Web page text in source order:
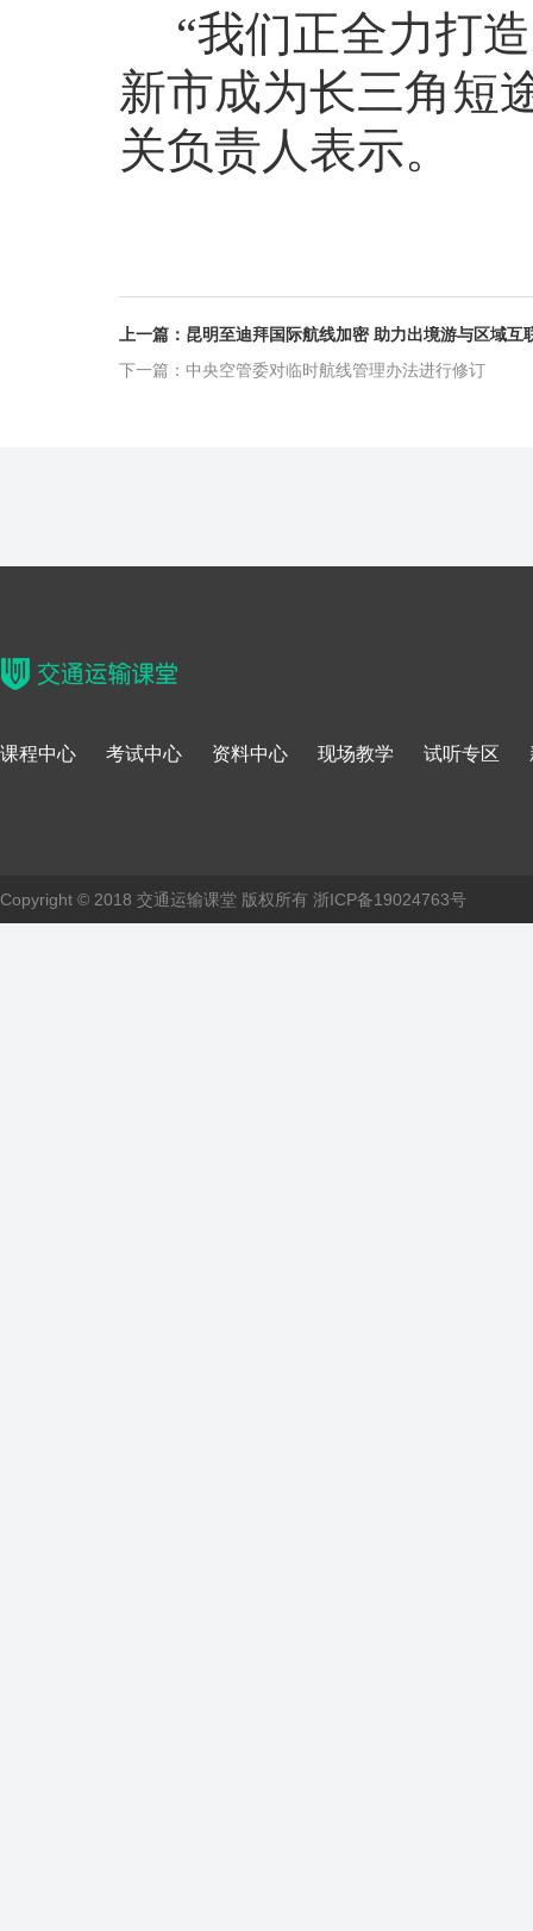
“我们正全力打
新市成为长三角短
关负责人表示。
上一篇：昆明至迪拜国际航线加密 助力出境游与区域互
下一篇：中央空管委对临时航线管理办法进行修订
课程中心 考试中心 资料中心 现场教学 试听专区
Copyright © 2018 交通运输课堂 版权所有 浙ICP备19024763号